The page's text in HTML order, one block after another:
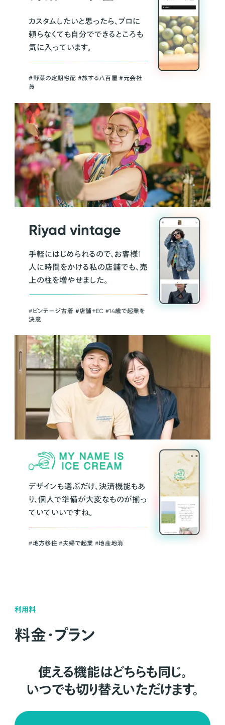
カスタムしたいと思ったら、プロに
頼らなくても自分でできるところも
気に入っています。
＃野菜の定期宅配 ＃旅する八百屋 ＃元会社
員
Riyad vintage
手軽にはじめられるので、お客様1
人に時間をかける私の店舗でも、売
上の柱を増やせました。
#ビンテージ古着 ＃店舗＋EC #14歳で起業を
決意
デザインも選ぶだけ、決済機能もあ
り、個人で準備が大変なものが揃っ
ていていいですね。
#地方移住 #夫婦で起業 #地産地消
利用料
料金・プラン
使える機能はどちらも同じ。
いつでも切り替えいただけます。